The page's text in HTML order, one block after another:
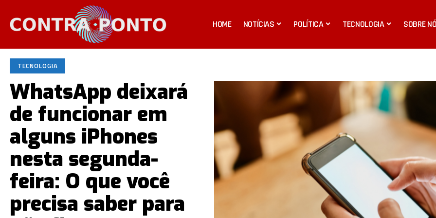
HOME NOTÍCIAS POLÍTICA TECNOLOGIA SOBRE
TECNOLOGIA
WhatsApp deixará
de funcionar em
alguns iPhones
nesta segunda-
feira: O que você
precisa saber para